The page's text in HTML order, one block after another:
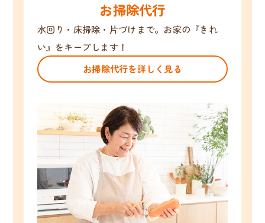
お掃除代行
水回り・床掃除・片づけまで。お家の『きれ
い』をキープします！
お掃除代行を詳しく見る